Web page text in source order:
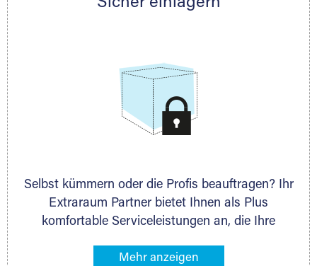
persönlich hinsichtlich Lagervolumen und zu
Selbst kümmern oder die Profis beauftragen? Ihr
Extraraum Partner bietet Ihnen als Plus
komfortable Serviceleistungen an, die Ihre
gehören z. B. Verpackungsservice, Lieferung von